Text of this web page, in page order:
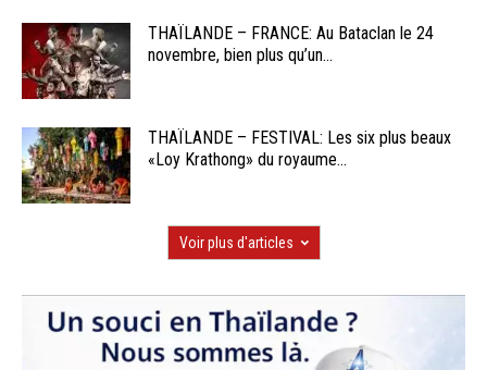
THAÏLANDE – FRANCE: Au Bataclan le 24
novembre, bien plus qu’un...
THAÏLANDE – FESTIVAL: Les six plus beaux
«Loy Krathong» du royaume...
Voir plus d'articles